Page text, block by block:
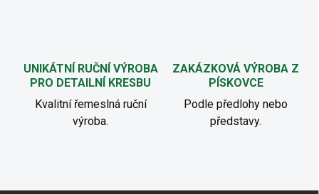
UNIKÁTNÍ RUČNÍ VÝROBA
PRO DETAILNÍ KRESBU
Kvalitní řemeslná ruční
výroba.
ZAKÁZKOVÁ VÝROBA Z
PÍSKOVCE
Podle předlohy nebo
představy.